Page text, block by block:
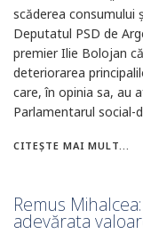
scăderea consumului
Deputatul PSD de
premier Ilie Bolojan
deteriorarea
care, în opinia sa, au
Parlamentarul
CITEȘTE MAI MULT...
Remus
adevărata